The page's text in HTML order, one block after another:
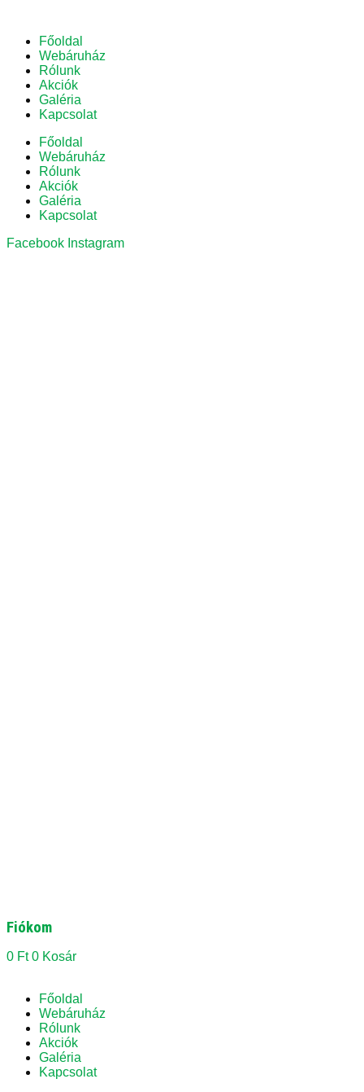
Főoldal
Webáruház
Rólunk
Akciók
Galéria
Kapcsolat
Főoldal
Webáruház
Rólunk
Akciók
Galéria
Kapcsolat
Facebook Instagram
Fiókom
0 Ft 0 Kosár
Főoldal
Webáruház
Rólunk
Akciók
Galéria
Kapcsolat